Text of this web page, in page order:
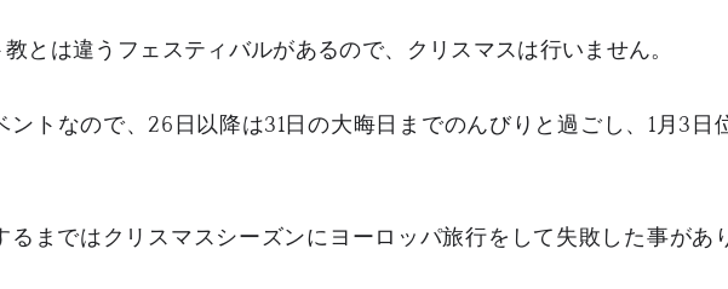
とは違うフェスティバルがあるので、クリスマスは行いません。
トなので、26日以降は31日の大晦日までのんびりと過ごし、1月3日
るまではクリスマスシーズンにヨーロッパ旅行をして失敗した事があ